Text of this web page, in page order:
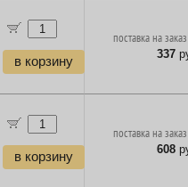
в корзину
поставка на
337
в корзину
поставка на
608